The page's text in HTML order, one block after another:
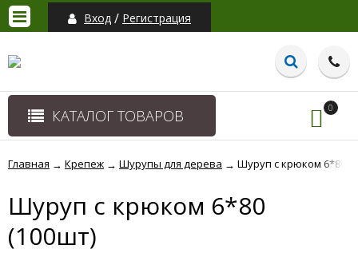
Вход / Регистрация
КАТАЛОГ ТОВАРОВ 0
Главная → Крепеж → Шурупы для дерева → Шуруп с крюком 6*80
Шуруп с крюком 6*80
(100шт)